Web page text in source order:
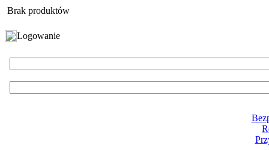
Brak produktów
Logowanie